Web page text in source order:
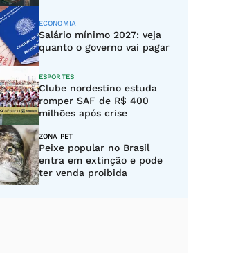
ECONOMIA
Salário mínimo 2027: veja
quanto o governo vai pagar
ESPORTES
Clube nordestino estuda
romper SAF de R$ 400
milhões após crise
ZONA PET
Peixe popular no Brasil
entra em extinção e pode
ter venda proibida